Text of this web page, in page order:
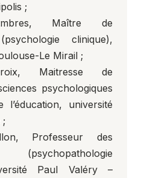
;
Maître de
clinique),
Le Mirail ;
Maitresse de
psychologiques
l’éducation, université
;
Professeur des
Paul Valéry –